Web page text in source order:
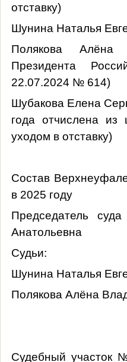
отставку)
Шунина Наталья
Полякова Алёна
Президента
22.07.2024 № 614)
Шубакова Елена
года отчислена
уходом в отставку)
Состав
в 2025 году
Председатель
Анатольевна
Судьи:
Шунина Наталья
Полякова Алёна
Судебный участок